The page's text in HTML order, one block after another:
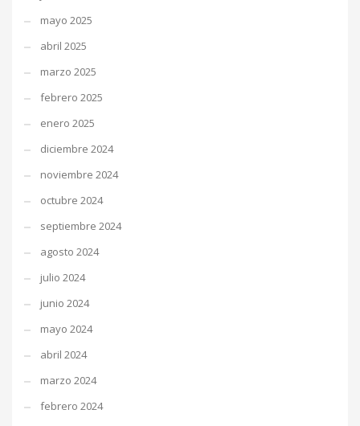
mayo 2025
abril 2025
marzo 2025
febrero 2025
enero 2025
diciembre 2024
noviembre 2024
octubre 2024
septiembre 2024
agosto 2024
julio 2024
junio 2024
mayo 2024
abril 2024
marzo 2024
febrero 2024